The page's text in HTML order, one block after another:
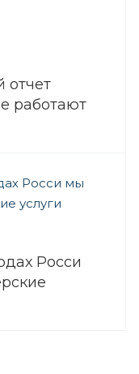
отчет
работают
Росси